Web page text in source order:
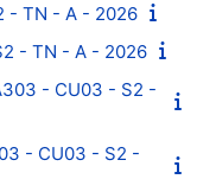
- TN - A - 2026
- TN - A - 2026
- CU03 - S2 -
- CU03 - S2 -